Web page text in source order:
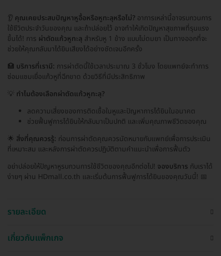
👂 คุณเคยประสบปัญหาหูอื้อหรือหูทะลุหรือไม่? อาการเหล่านี้อาจรบกวนการ
ใช้ชีวิตประจำวันของคุณ และถ้าปล่อยไว้ อาจทำให้เกิดปัญหาสุขภาพที่รุนแรง
ขึ้นได้! การ ผ่าตัดแก้วหูทะลุ สำหรับหู 1 ข้าง แบบไม่ดมยา เป็นทางออกที่จะ
ช่วยให้คุณกลับมาได้ยินเสียงได้อย่างชัดเจนอีกครั้ง
🏥 บริการที่เรามี: การผ่าตัดนี้ใช้เวลาประมาณ 3 ชั่วโมง โดยแพทย์จะทำการ
ซ่อมแซมเยื่อแก้วหูที่ฉีกขาด ด้วยวิธีที่มีประสิทธิภาพ
💡 ทำไมต้องเลือกผ่าตัดแก้วหูทะลุ?
ลดความเสี่ยงของการติดเชื้อในหูและปัญหาการได้ยินในอนาคต
ช่วยฟื้นฟูการได้ยินให้กลับมาเป็นปกติ และเพิ่มคุณภาพชีวิตของคุณ
🌟 สิ่งที่คุณควรรู้: ก่อนการผ่าตัดคุณควรนัดหมายกับแพทย์เพื่อการประเมิน
ที่เหมาะสม และหลังการผ่าตัดควรปฏิบัติตามคำแนะนำเพื่อการฟื้นตัว
อย่าปล่อยให้ปัญหาหูรบกวนการใช้ชีวิตของคุณอีกต่อไป! จองบริการ กับเราได้
ง่ายๆ ผ่าน HDmall.co.th และเริ่มต้นการฟื้นฟูการได้ยินของคุณวันนี้! 📅
รายละเอียด
เกี่ยวกับแพ็กเกจ